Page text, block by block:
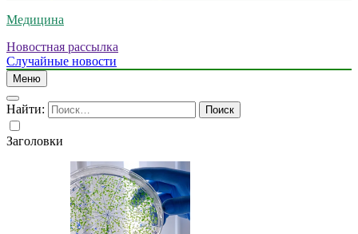
Медицина
Новостная рассылка
Случайные новости
Меню
Найти:
Заголовки